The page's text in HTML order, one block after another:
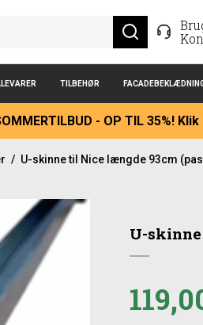
TILBEHØR
- OP TIL 35%!
/ U-skinne til Nice længde 93cm
U-